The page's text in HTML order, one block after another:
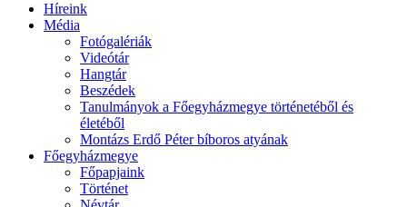
Híreink
Média
Fotógalériák
Videótár
Hangtár
Beszédek
Tanulmányok a Főegyházmegye történetéből és
életéből
Montázs Erdő Péter bíboros atyának
Főegyházmegye
Főpapjaink
Történet